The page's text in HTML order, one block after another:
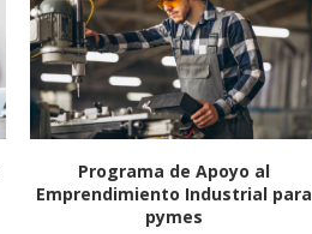
Programa de Apoyo al
Emprendimiento Industrial para
pymes